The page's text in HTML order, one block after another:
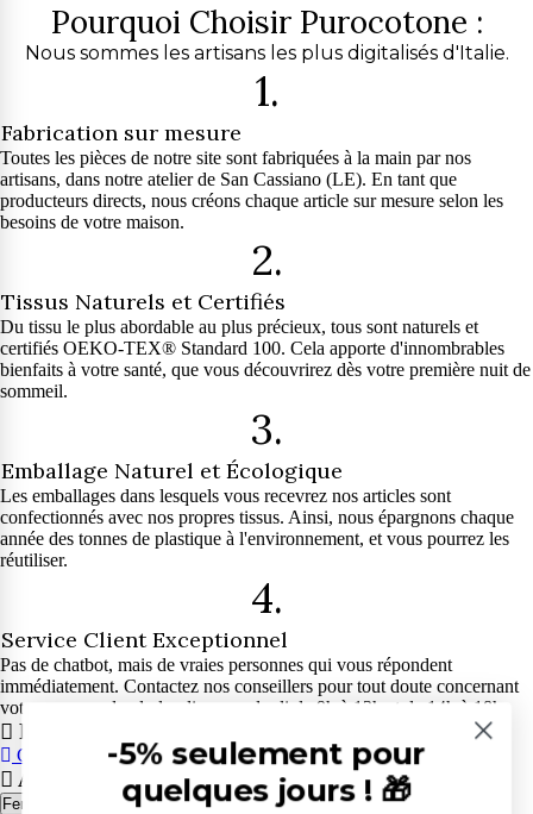
Pourquoi Choisir Purocotone :
Nous sommes les artisans les plus digitalisés d'Italie.
1.
Fabrication sur mesure
Toutes les pièces de notre site sont fabriquées à la main par nos
artisans, dans notre atelier de San Cassiano (LE). En tant que
producteurs directs, nous créons chaque article sur mesure selon les
besoins de votre maison.
2.
Tissus Naturels et Certifiés
Du tissu le plus abordable au plus précieux, tous sont naturels et
certifiés OEKO-TEX® Standard 100. Cela apporte d'innombrables
bienfaits à votre santé, que vous découvrirez dès votre première nuit de
sommeil.
3.
Emballage Naturel et Écologique
Les emballages dans lesquels vous recevrez nos articles sont
confectionnés avec nos propres tissus. Ainsi, nous épargnons chaque
année des tonnes de plastique à l'environnement, et vous pourrez les
réutiliser.
4.
Service Client Exceptionnel
Pas de chatbot, mais de vraies personnes qui vous répondent
immédiatement. Contactez nos conseillers pour tout doute concernant
votre commande, du lundi au vendredi de 9h à 13h et de 14h à 18h.
Panier
CONTINUER ALLER AU PANIER
Attention
Fermer
-5% seulement pour
quelques jours ! 🎁